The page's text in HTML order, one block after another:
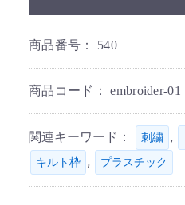
商品番号： 540
商品コード：embroider-01
関連キーワード： 刺繍 ,
キルト枠 , プラスチック